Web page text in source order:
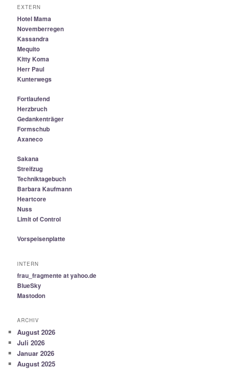
EXTERN
Hotel Mama
Novemberregen
Kassandra
Mequito
Kitty Koma
Herr Paul
Kunterwegs
Fortlaufend
Herzbruch
Gedankenträger
Formschub
Axaneco
Sakana
Streifzug
Techniktagebuch
Barbara Kaufmann
Heartcore
Nuss
Limit of Control
Vorspeisenplatte
INTERN
frau_fragmente at yahoo.de
BlueSky
Mastodon
ARCHIV
August 2026
Juli 2026
Januar 2026
August 2025